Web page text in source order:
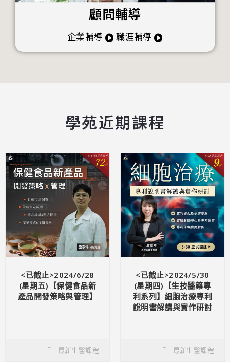
顧問輔導
企業輔導 職涯輔導
學苑近期課程
<已截止>2024/6/28
(星期五)【保健食品新
產品開發策略與管理】
最新生醫課程
<已截止>2024/5/30
(星期四)【生技醫藥專
利系列】細胞治療專利
說明書解讀與實作研討
最新生醫課程